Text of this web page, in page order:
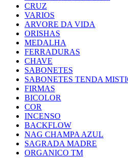
CRUZ
VARIOS
ARVORE DA VIDA
ORISHAS
MEDALHA
FERRADURAS
CHAVE
SABONETES
SABONETES TENDA
FIRMAS
BICOLOR
COR
INCENSO
BACKFLOW
NAG CHAMPA AZUL
SAGRADA MADRE
ORGANICO TM